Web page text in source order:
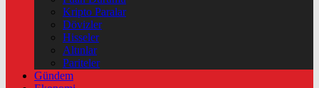
Kripto Paralar
Dövizler
Hisseler
Altınlar
Pariteler
Gündem